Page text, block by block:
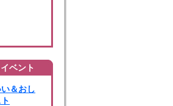
ベント
＆おし